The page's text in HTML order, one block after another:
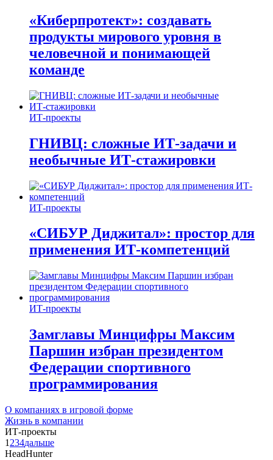
«Киберпротект»: создавать
продукты мирового уровня в
человечной и понимающей
команде
ИТ-проекты
ГНИВЦ: сложные ИТ‑задачи и
необычные ИТ‑стажировки
ИТ-проекты
«СИБУР Диджитал»: простор для
применения ИТ-компетенций
ИТ-проекты
Замглавы Минцифры Максим
Паршин избран президентом
Федерации спортивного
программирования
О компаниях в игровой форме
Жизнь в компании
ИТ-проекты
1 234дальше
HeadHunter